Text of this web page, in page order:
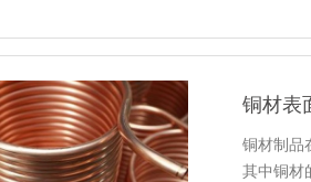
铜材表
铜材制品
其中铜材